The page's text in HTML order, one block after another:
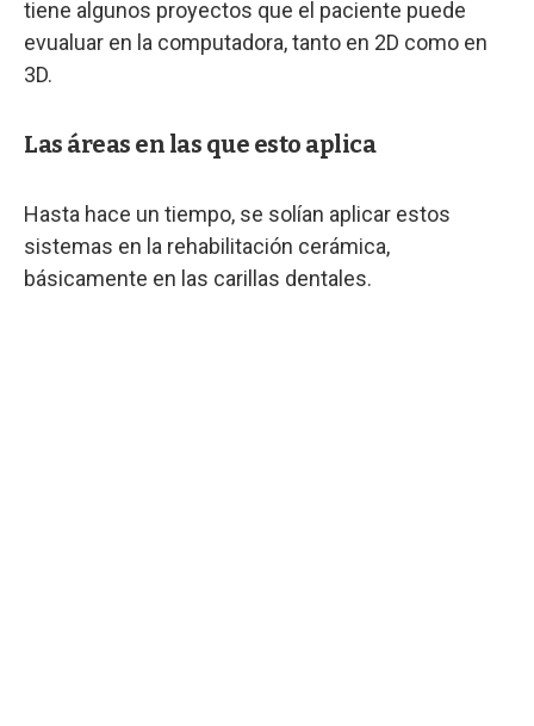
tiene algunos proyectos que el paciente puede
evualuar en la computadora, tanto en 2D como en
3D.
Las áreas en las que esto aplica
Hasta hace un tiempo, se solían aplicar estos
sistemas en la rehabilitación cerámica,
básicamente en las carillas dentales.